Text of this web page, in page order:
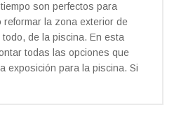
son perfectos para
reformar la zona exterior de
de la piscina. En esta
todas las opciones que
exposición para la piscina. Si